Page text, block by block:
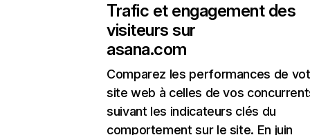
Trafic et engagement des
visiteurs sur
asana.com
Comparez les performances de
site web à celles de vos
suivant les indicateurs clés du
comportement sur le site. En juin